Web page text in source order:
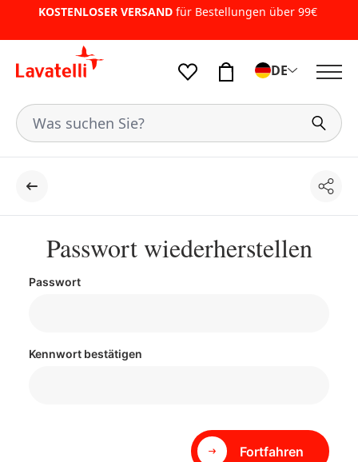
KOSTENLOSER VERSANDfür Bestellungen über 99€
DE
Der Rücken
Passwort wiederherstellen
Passwort
Kennwort bestätigen
Fortfahren